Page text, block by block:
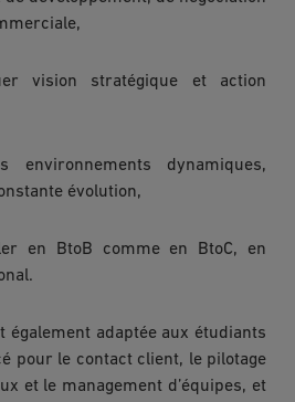
vision stratégique et action
dynamiques,
évolution,
en BtoB comme en BtoC, en
également adaptée aux étudiants
pour le contact client, le pilotage
et le management d’équipes, et